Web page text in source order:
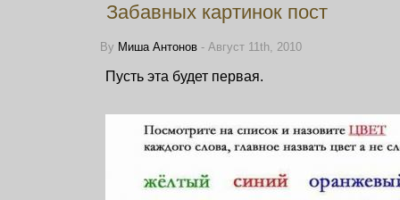
Забавных картинок пост
By Миша Антонов - Август 11th, 2010
Пусть эта будет первая.